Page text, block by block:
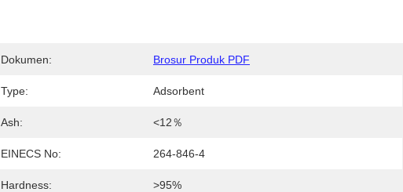
Dokumen: Brosur Produk PDF
Type: Adsorbent
Ash: <12％
EINECS No: 264-846-4
Hardness: >95%